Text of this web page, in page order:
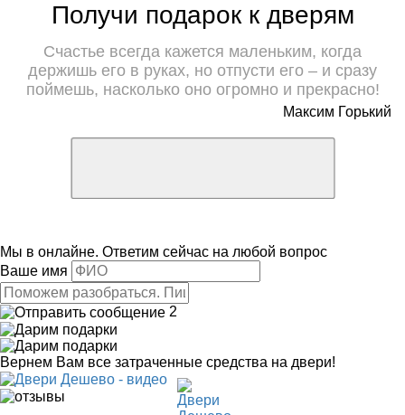
Получи подарок к дверям
Счастье всегда кажется маленьким, когда
держишь его в руках, но отпусти его – и сразу
поймешь, насколько оно огромно и прекрасно!
Максим Горький
Мы в онлайне. Ответим сейчас на любой вопрос
Ваше имя
2
Вернем Вам все затраченные средства на двери!